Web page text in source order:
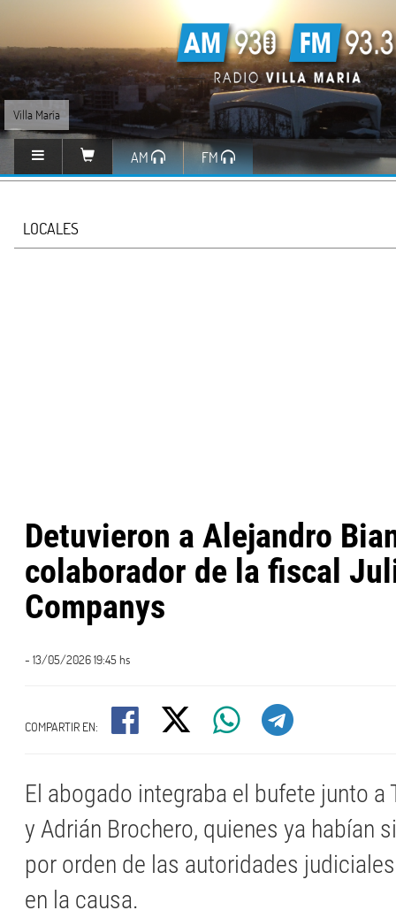
Villa María
AM FM
LOCALES
Detuvieron a Alejandro
colaborador de la fiscal
Companys
- 13/05/2026 19:45 hs
COMPARTIR EN:
El abogado integraba el bufete junto a
y Adrián Brochero, quienes ya habían
por orden de las autoridades
en la causa.